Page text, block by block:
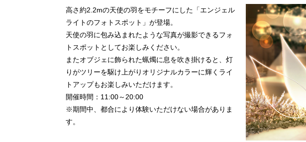
高さ約2.2mの天使の羽をモチーフにした「エンジェル
ライトのフォトスポット」が登場。
天使の羽に包み込まれたような写真が撮影できるフォ
トスポットとしてお楽しみください。
またオブジェに飾られた蝋燭に息を吹き掛けると、灯
りがツリーを駆け上がりオリジナルカラーに輝くライ
トアップもお楽しみいただけます。
開催時間：11:00～20:00
※期間中、都合により体験いただけない場合がありま
す。